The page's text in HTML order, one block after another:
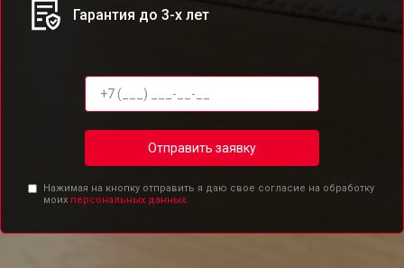
Гарантия до 3-х лет
Отправить заявку
Нажимая на кнопку отправить я даю свое согласие на обработку
моих персональных данных.